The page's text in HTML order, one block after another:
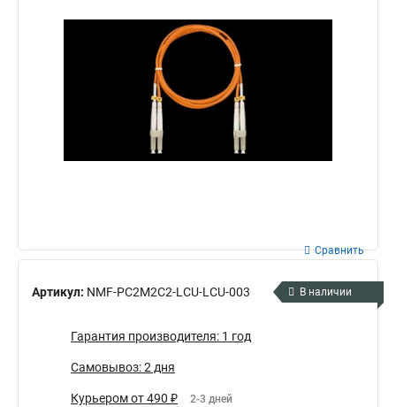
Артикул: NMF-PC2M2C2-LCU-LCU-003
Сравнить
В наличии
Гарантия производителя: 1 год
Самовывоз: 2 дня
Курьером от 490 ₽ 2-3 дней